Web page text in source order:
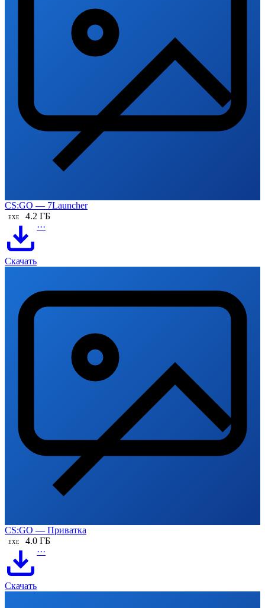
CS:GO — 7Launcher
EXE 4.2 ГБ
Скачать
···
CS:GO — Приватка
EXE 4.0 ГБ
Скачать
···